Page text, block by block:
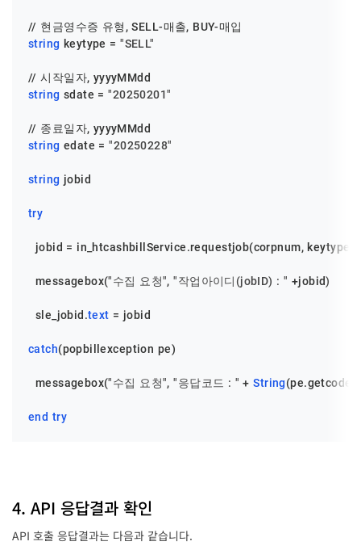
string keytype = "SELL"
string sdate = "20250201"
string edate = "20250228"
string jobid
try
jobid = in_htcashbillService.requestjob(corpnum, keytype,
  messagebox(
"수집 요청", "작업아이디(jobID) : " +jobid)
  sle_jobid.
text = jobid
catch(popbillexception pe)
  messagebox(
"수집 요청", "응답코드 : " + String
end try
4. API 응답결과 확인
API 호출 응답결과는 다음과 같습니다.